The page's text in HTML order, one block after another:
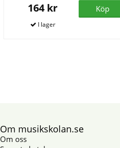
164 kr Köp
Om musikskolan.se
Om oss